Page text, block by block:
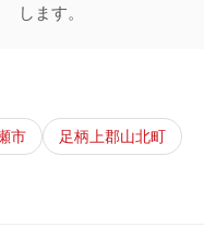
します。
市 足柄上郡山北町